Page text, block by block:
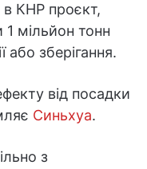
КНР проєкт,
мільйон тонн
або зберігання.
від посадки
Синьхуа.
з